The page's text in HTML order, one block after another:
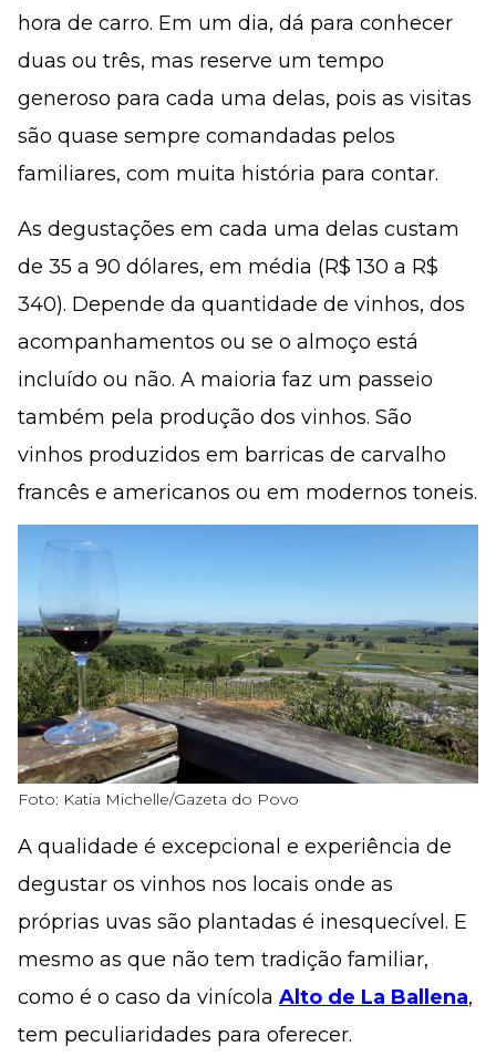
hora de carro. Em um dia, dá para conhecer
duas ou três, mas reserve um tempo
generoso para cada uma delas, pois as visitas
são quase sempre comandadas pelos
familiares, com muita história para contar.
As degustações em cada uma delas custam
de 35 a 90 dólares, em média (R$ 130 a R$
340). Depende da quantidade de vinhos, dos
acompanhamentos ou se o almoço está
incluído ou não. A maioria faz um passeio
também pela produção dos vinhos. São
vinhos produzidos em barricas de carvalho
francês e americanos ou em modernos toneis.
Foto: Katia Michelle/Gazeta do Povo
A qualidade é excepcional e experiência de
degustar os vinhos nos locais onde as
próprias uvas são plantadas é inesquecível. E
mesmo as que não tem tradição familiar,
como é o caso da vinícola Alto de La Ballena,
tem peculiaridades para oferecer.